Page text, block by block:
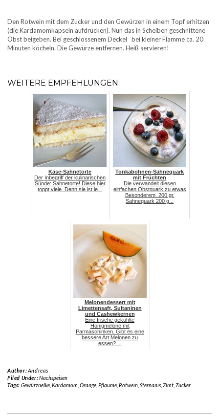
Den Rotwein mit dem Zucker und den Gewürzen in einem Topf erhitzen
(die Kardamomkapseln aufdrücken). Nun das in Scheiben geschnittene
Obst beigeben. Bei geschlossenem Deckel bei kleiner Flamme ca. 20
Minuten köcheln. Die Gewürze entfernen. Heiß servieren!
WEITERE EMPFEHLUNGEN:
Käse-Sahnetorte
Der Inbegriff der kulinarischen
Sünde: Sahnetorte! Diese hier
toppt viele. Denn sie ist le...
Tonkabohnen-Sahnequark
mit Früchten
Die verwandelt diesen
einfachen Obstquark zu etwas
Besonderem. 200 gr.
Sahnequark 200 g...
Melonendessert mit
Limettensaft, Sultaninen
und Cashewkernen
Eine frische gekühlte
Honigmelone mit
Parmaschinken. Gibt es eine
bessere Art Melonen zu
essen? ...
Author:Andreas
Filed Under:Nachspeisen
Tags: Gewürznelke, Kardamom Orange, Pflaume, Rotwein, Sternanis, Zimt, Zucker